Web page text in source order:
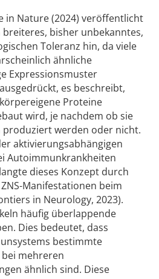
in Nature (2024) veröffentlicht
bisher unbekanntes,
Toleranz hin, da viele
ähnliche
Expressionsmuster
es beschreibt,
Proteine
wird, je nachdem ob sie
produziert werden oder nicht.
aktivierungsabhängigen
Autoimmunkrankheiten
dieses Konzept durch
Manifestationen beim
in Neurology, 2023).
häufig überlappende
Dies bedeutet, dass
bestimmte
mehreren
ähnlich sind. Diese